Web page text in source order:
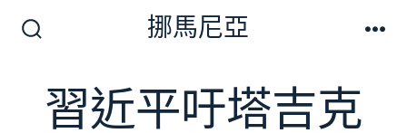
切
換
挪馬尼亞
習近平吁塔吉克